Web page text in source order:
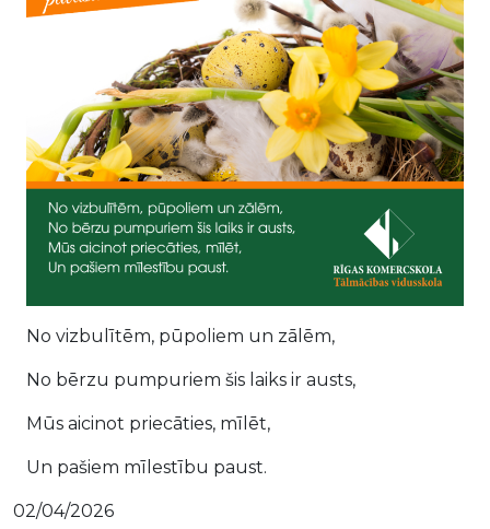
No vizbulītēm, pūpoliem un zālēm,
No bērzu pumpuriem šis laiks ir austs,
Mūs aicinot priecāties, mīlēt,
Un pašiem mīlestību paust.
02/04/2026